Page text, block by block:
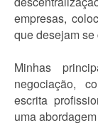
empresas,
que desejam
Minhas
negociação,
escrita
uma